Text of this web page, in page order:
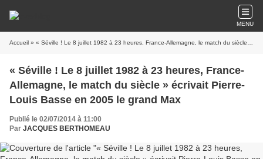
MENU
Accueil » « Séville ! Le 8 juillet 1982 à 23 heures, France-Allemagne, le match du siècle » écrivait Pierre-Louis Basse en 2005 le grand Max
« Séville ! Le 8 juillet 1982 à 23 heures, France-
Allemagne, le match du siècle » écrivait Pierre-
Louis Basse en 2005 le grand Max
Publié le 02/07/2014 à 11:00
Par JACQUES BERTHOMEAU